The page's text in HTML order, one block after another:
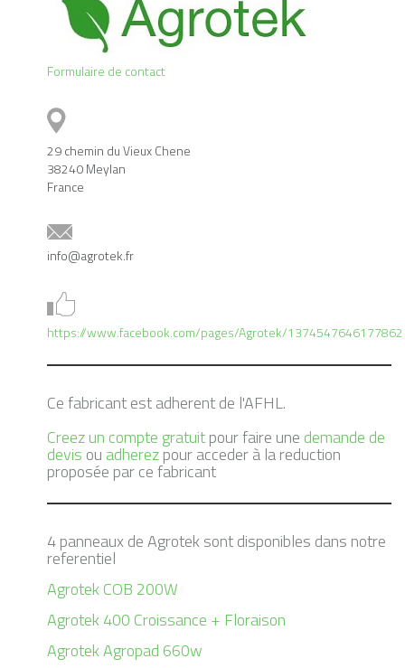
Formulaire de contact
29 chemin du Vieux Chene
38240 Meylan
France
info@agrotek.fr
https://www.facebook.com/pages/Agrotek/1374547646177862
Ce fabricant est adherent de l'AFHL.
Creez un compte gratuitpour faire une demande de
devis ou adherezpour acceder à la reduction
proposée par ce fabricant
4 panneaux de Agrotek sont disponibles dans notre
referentiel
Agrotek COB 200W
Agrotek 400 Croissance + Floraison
Agrotek Agropad 660w